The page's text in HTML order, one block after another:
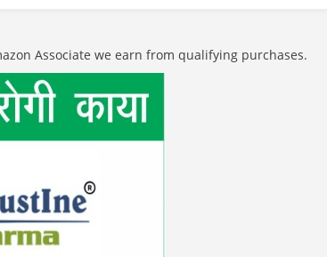
Associate we earn from qualifying purchases.